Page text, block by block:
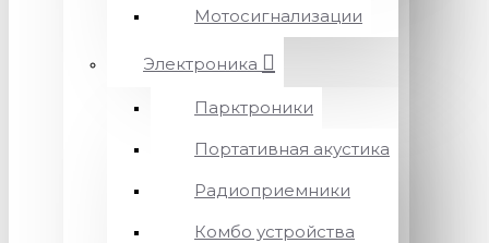
Мотосигнализации
Электроника
Парктроники
Портативная акустика
Радиоприемники
Комбо устройства